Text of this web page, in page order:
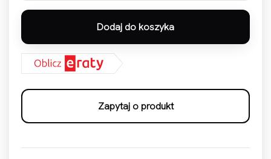
Dodaj do koszyka
Zapytaj o produkt